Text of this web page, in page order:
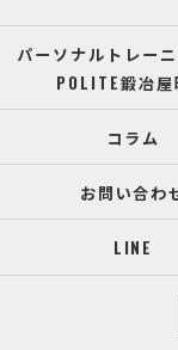
パーソナルトレー
POLITE鍛冶屋
コラム
お問い合わ
LINE